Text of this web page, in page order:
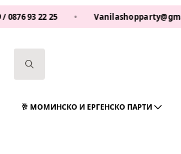
22 25 • Vanilashopparty@gmail.com
🥂 МОМИНСКО И ЕРГЕНСКО ПАРТИ